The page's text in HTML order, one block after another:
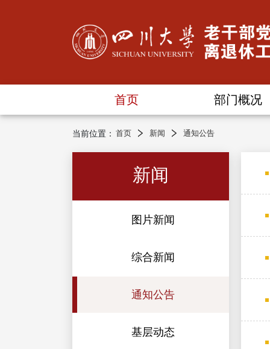
首页 部门概况
当前位置： 首页 新闻 通知公告
新闻
图片新闻
综合新闻
通知公告
基层动态